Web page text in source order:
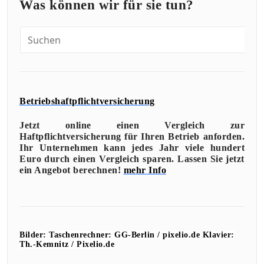
Was können wir für sie tun?
Betriebshaftpflichtversicherung
Jetzt online einen Vergleich zur
Haftpflichtversicherung für Ihren Betrieb anforden.
Ihr Unternehmen kann jedes Jahr viele hundert
Euro durch einen Vergleich sparen. Lassen Sie jetzt
ein Angebot berechnen! mehr Info
Bilder: Taschenrechner: GG-Berlin / pixelio.de Klavier:
Th.-Kemnitz / Pixelio.de